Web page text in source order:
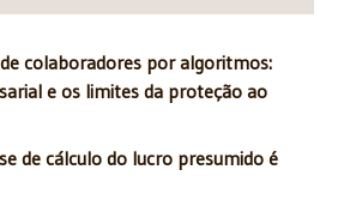
colaboradores por algoritmos:
e os limites da proteção ao
de cálculo do lucro presumido é